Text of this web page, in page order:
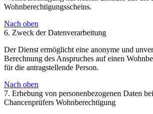
Wohnberechtigungsscheins.
Nach oben
6. Zweck der Datenverarbeitung
Der Dienst ermöglicht eine anonyme und
Berechnung des Anspruches auf einen
für die antragstellende Person.
Nach oben
7. Erhebung von personenbezogenen Daten
Chancenprüfers Wohnberechtigung